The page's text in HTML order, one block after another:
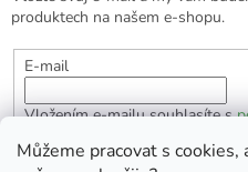
Můžeme pracovat s
produktech na našem e-shopu.
E-mail
Vložením e-mailu souhlasíte s